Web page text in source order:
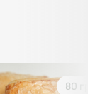
80 гр